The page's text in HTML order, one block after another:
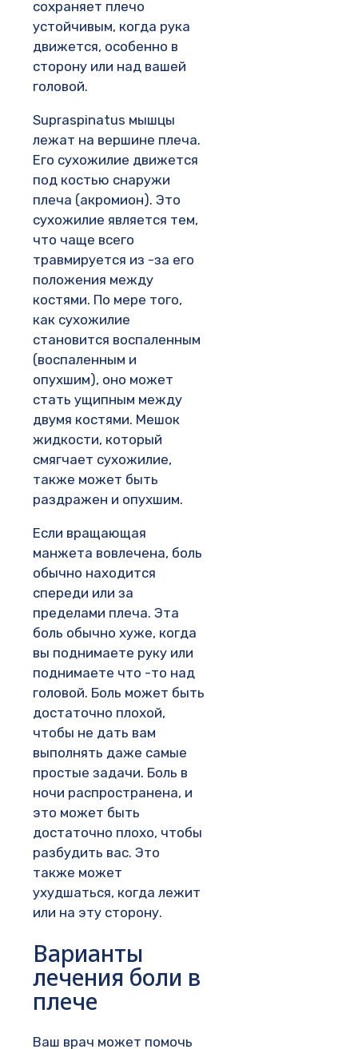
сохраняет плечо
устойчивым, когда рука
движется, особенно в
сторону или над вашей
головой.
Supraspinatus мышцы
лежат на вершине плеча.
Его сухожилие движется
под костью снаружи
плеча (акромион). Это
сухожилие является тем,
что чаще всего
травмируется из -за его
положения между
костями. По мере того,
как сухожилие
становится воспаленным
(воспаленным и
опухшим), оно может
стать ущипным между
двумя костями. Мешок
жидкости, который
смягчает сухожилие,
также может быть
раздражен и опухшим.
Если вращающая
манжета вовлечена, боль
обычно находится
спереди или за
пределами плеча. Эта
боль обычно хуже, когда
вы поднимаете руку или
поднимаете что -то над
головой. Боль может быть
достаточно плохой,
чтобы не дать вам
выполнять даже самые
простые задачи. Боль в
ночи распространена, и
это может быть
достаточно плохо, чтобы
разбудить вас. Это
также может
ухудшаться, когда лежит
или на эту сторону.
Варианты
лечения боли в
плече
Ваш врач может помочь